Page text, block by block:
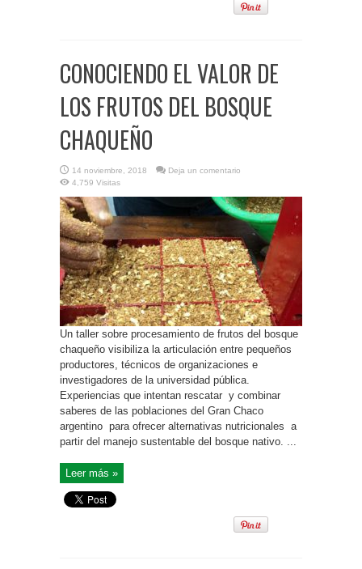
CONOCIENDO EL VALOR DE
LOS FRUTOS DEL BOSQUE
CHAQUEÑO
14 noviembre, 2018
Deja un comentario
4,759 Visitas
Un taller sobre procesamiento de frutos del bosque
chaqueño visibiliza la articulación entre pequeños
productores, técnicos de organizaciones e
investigadores de la universidad pública.
Experiencias que intentan rescatar y combinar
saberes de las poblaciones del Gran Chaco
argentino para ofrecer alternativas nutricionales a
partir del manejo sustentable del bosque nativo. ...
Leer más »